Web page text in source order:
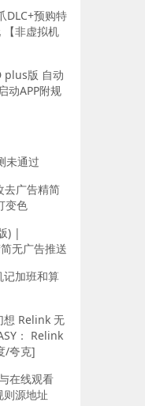
DLC+预购特
【非虚拟机
plus版 自动
动APP附规
未通过
去广告精简
变色
) |
无广告推送
记加班和算
想 Relink 无
： Relink
/夸克]
在线观看
则源地址